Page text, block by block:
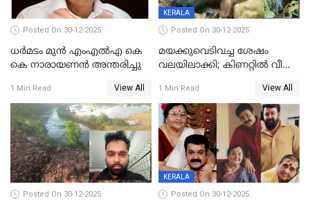
Posted On 30-12-2025
ധർമടം മുൻ എംഎല്‍എ കെ
കെ നാരായണന്‍ അന്തരിച്ചു
1 Min Read View All
KERALA
Posted On 30-12-2025
മയക്കുവെടിവച്ച ശേഷം
വലയിലാക്കി; കിണറ്റിൽ വീണ
1 Min Read View All
Posted On 30-12-2025
KERALA
Posted On 30-12-2025